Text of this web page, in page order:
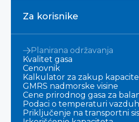
Za korisnike
Planirana održavanja
Kvalitet gasa
Cenovnik
Kalkulator za zakup
GMRS nadmorske visine
Cene prirodnog gasa za
Podaci o temperaturi
Priključenje na transportni